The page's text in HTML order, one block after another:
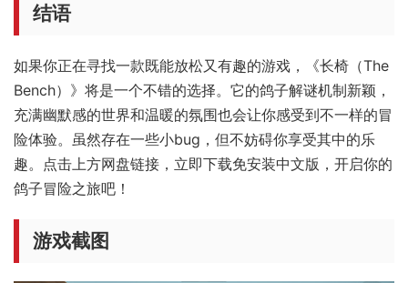
结语
如果你正在寻找一款既能放松又有趣的游戏，《长椅（The
Bench）》将是一个不错的选择。它的鸽子解谜机制新颖，
充满幽默感的世界和温暖的氛围也会让你感受到不一样的冒
险体验。虽然存在一些小bug，但不妨碍你享受其中的乐
趣。点击上方网盘链接，立即下载免安装中文版，开启你的
鸽子冒险之旅吧！
游戏截图